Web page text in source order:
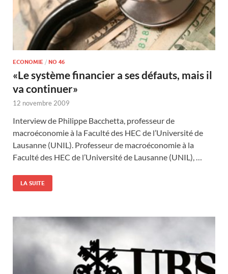
ECONOMIE / NO 46
«Le système financier a ses défauts, mais il
va continuer»
12 novembre 2009
Interview de Philippe Bacchetta, professeur de
macroéconomie à la Faculté des HEC de l’Université de
Lausanne (UNIL). Professeur de macroéconomie à la
Faculté des HEC de l’Université de Lausanne (UNIL), …
LA SUITE